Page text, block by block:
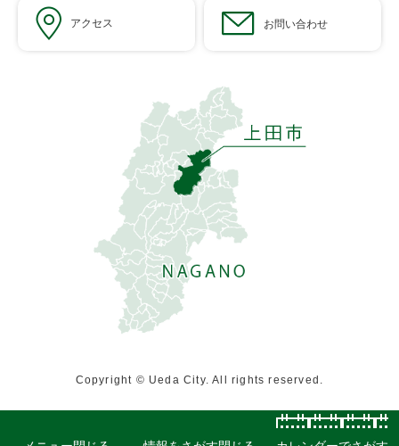
アクセス お問い合わせ
Copyright © Ueda City. All rights reserved.